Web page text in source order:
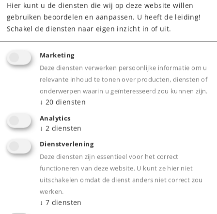
Voorbeeld:Dieplader type Sddkmss van T.R.W.
Brussel, België in verkeersblauwe
basiskleurstelling. Containerwagen voor het
vervoer van containers, trucks of opleggers.
Beladen met een gordijnhuifoplegger van
Spedition LKW Walter. Zoals in gebruik vanaf
Model:Frame, onderstel en laadgoten van
metaal. Speciale draaistellen in lage constructie.
Veel gemonteerde details. Verstelbare
laadhouders. Lengte over de buffers ca. 19 cm.
Gelijkstroomwielstel E320577.
€ 74,99
Hier kunt u de diensten die wij op deze website willen
gebruiken beoordelen en aanpassen. U heeft de leiding!
Schakel de diensten naar eigen inzicht in of uit.
Marketing
Deze diensten verwerken persoonlijke informatie om u
relevante inhoud te tonen over producten, diensten of
onderwerpen waarin u geïnteresseerd zou kunnen zijn.
↓ 20 diensten
Analytics
↓ 2 diensten
Dienstverlening
Deze diensten zijn essentieel voor het correct
functioneren van deze website. U kunt ze hier niet
uitschakelen omdat de dienst anders niet correct zou
werken.
↓ 7 diensten